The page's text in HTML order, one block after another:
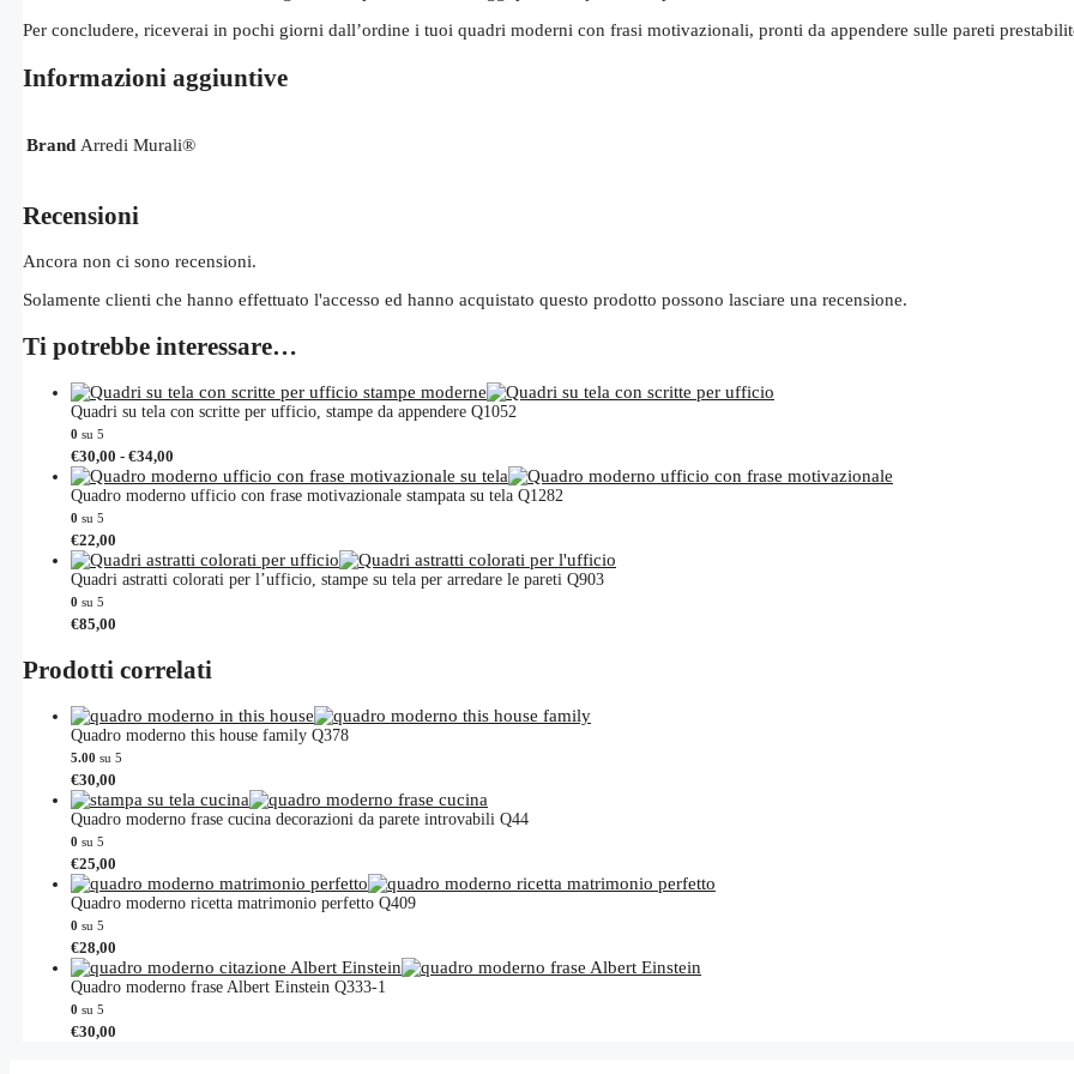
Per concludere, riceverai in pochi giorni dall’ordine i tuoi quadri moderni con frasi motivazionali, pronti da appendere sulle pareti
Informazioni aggiuntive
Brand Arredi Murali®
Recensioni
Ancora non ci sono recensioni.
Solamente clienti che hanno effettuato l'accesso ed hanno acquistato questo prodotto possono lasciare una recensione.
Ti potrebbe interessare…
Quadri su tela con scritte per ufficio, stampe da appendere Q1052
0 su 5
€30,00 - €34,00
di
prezzo:
€34,00
prodotto
ha
Le
opzioni
nella
pagina
prodotto
Quadro moderno ufficio con frase motivazionale stampata su tela Q1282
0 su 5
€22,00
Quadri astratti colorati per l’ufficio, stampe su tela per arredare le pareti Q903
0 su 5
€85,00
Prodotti correlati
Quadro moderno this house family Q378
5.00 su 5
€30,00
Quadro moderno frase cucina decorazioni da parete introvabili Q44
0 su 5
€25,00
Quadro moderno ricetta matrimonio perfetto Q409
0 su 5
€28,00
Quadro moderno frase Albert Einstein Q333-1
0 su 5
€30,00